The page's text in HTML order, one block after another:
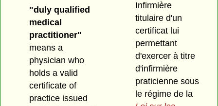
"duly qualified
medical
practitioner"
means a
physician who
holds a valid
certificate of
practice issued
Infirmière
titulaire d'un
certificat lui
permettant
d'exercer à titre
d'infirmière
praticienne sous
le régime de la